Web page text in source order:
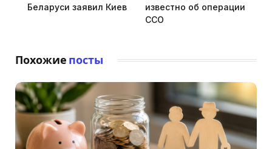
Беларуси заявил Киев
известно об операции
ССО
Похожие посты